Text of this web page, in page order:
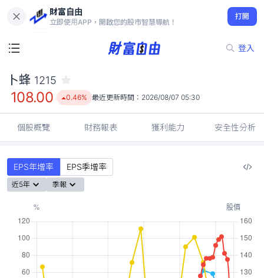
財富自由
立即使用APP，開啟您的股市智慧導航！
打開
登入
108.00
0.46%
卜蜂 1215
108.00 0.46% 最近更新時間： 2026/08/07 05:30
個股概覽 財務報表 獲利能力 安全性分析
EPS年增率 EPS季增率
近5年 季報